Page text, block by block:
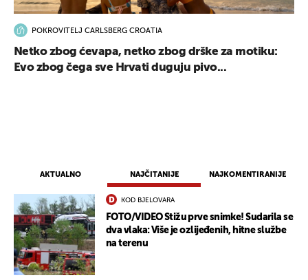
AKTUALNO NAJČITANIJE NAJKOMENTIRANIJE
KOD BJELOVARA
FOTO/VIDEO Stižu prve snimke! Sudarila se
dva vlaka: Više je ozlijeđenih, hitne službe
na terenu
POKROVITELJ CARLSBERG CROATIA
Netko zbog ćevapa, netko zbog drške za motiku:
Evo zbog čega sve Hrvati duguju pivo...